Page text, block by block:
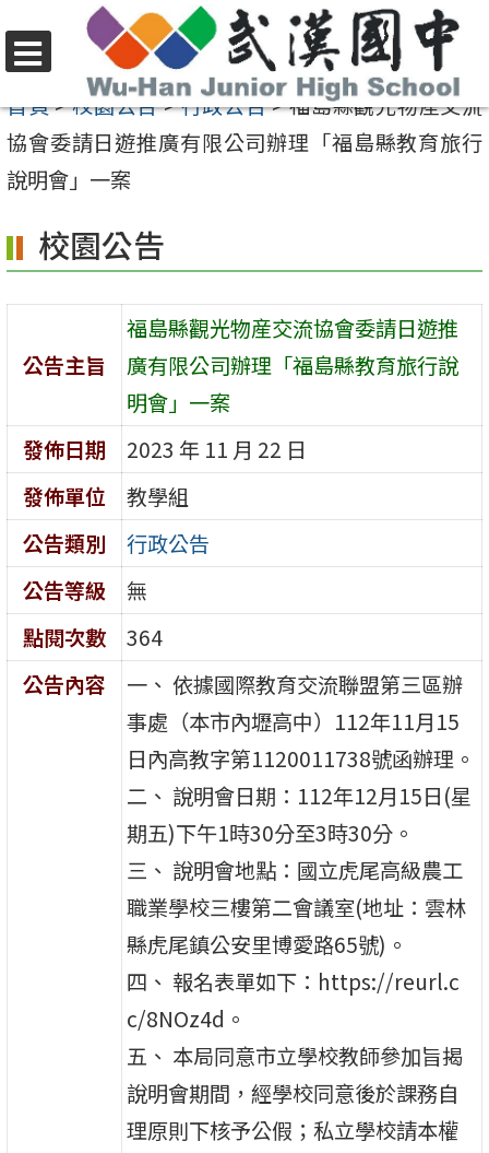
至
要
內
區
選
單
首頁>校園公告>行政公告>福島縣觀光物産交流
協會委請日遊推廣有限公司辦理「福島縣教育旅行
說明會」一案
校園公告
公告主旨
福島縣觀光物産交流協會委請日遊推
廣有限公司辦理「福島縣教育旅行說
明會」一案
發佈日期
2023 年 11 月 22 日
發佈單位
教學組
公告類別
行政公告
公告等級
無
點閱次數
364
公告內容
一、 依據國際教育交流聯盟第三區辦
事處（本市內壢高中）112年11月15
日內高教字第1120011738號函辦理。
二、 說明會日期：112年12月15日(星
期五)下午1時30分至3時30分。
三、 說明會地點：國立虎尾高級農工
職業學校三樓第二會議室(地址：雲林
縣虎尾鎮公安里博愛路65號)。
四、 報名表單如下：https://reurl.c
c/8NOz4d。
五、 本局同意市立學校教師參加旨揭
說明會期間，經學校同意後於課務自
理原則下核予公假；私立學校請本權